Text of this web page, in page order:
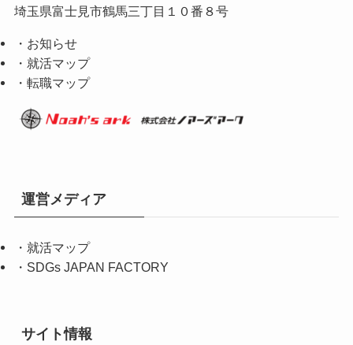
埼玉県富士見市鶴馬三丁目１０番８号
・お知らせ
・就活マップ
・転職マップ
運営メディア
・ 就活マップ
・ SDGs JAPAN FACTORY
サイト情報